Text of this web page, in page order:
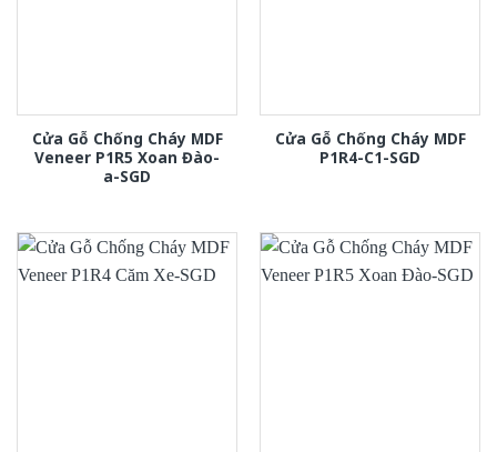
Cửa Gỗ Chống Cháy MDF
Veneer P1R5 Xoan Đào-
a-SGD
Cửa Gỗ Chống Cháy MDF
P1R4-C1-SGD